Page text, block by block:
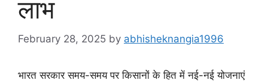
लाभ
February 28, 2025 by abhisheknangia1996
भारत सरकार समय-समय पर किसानों के हित में नई-नई योजनाएं